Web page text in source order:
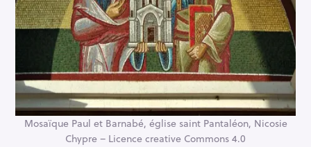
Mosaïque Paul et Barnabé, église saint Pantaléon, Nicosie
Chypre – Licence creative Commons 4.0